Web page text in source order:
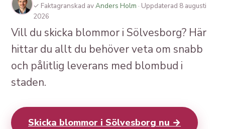
✓ Faktagranskad avAnders Holm · Uppdaterad 8 augusti
2026
Vill du skicka blommor i Sölvesborg? Här
hittar du allt du behöver veta om snabb
och pålitlig leverans med blombud i
staden.
Skicka blommor i Sölvesborg nu →